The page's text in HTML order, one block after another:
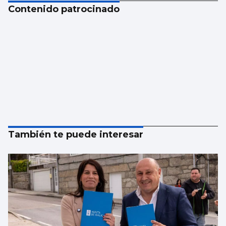
Contenido patrocinado
También te puede interesar